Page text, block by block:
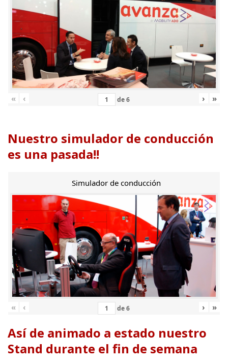
« ‹ de6 › »
Nuestro simulador de conducción
es una pasada!!
Simulador de conducción
« ‹ de6 › »
Así de animado a estado nuestro
Stand durante el fin de semana